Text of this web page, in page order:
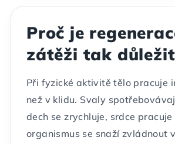
Proč je
zátěži tak
Při fyzické aktivitě tělo pracuje
než v klidu. Svaly
dech se zrychluje, srdce
organismus se snaží zvládnout